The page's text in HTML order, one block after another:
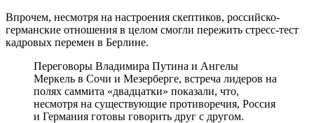
Впрочем, несмотря на настроения скептиков, российско-
германские отношения в целом смогли пережить стресс-тест
кадровых перемен в Берлине.
Переговоры Владимира Путина и Ангелы
Меркель в Сочи и Мезерберге, встреча лидеров на
полях саммита «двадцатки» показали, что,
несмотря на существующие противоречия, Россия
и Германия готовы говорить друг с другом.